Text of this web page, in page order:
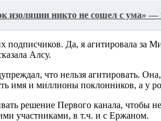
изоляции никто не сошел с ума»
подписчиков. Да, я агитировала
Алсу.
что нельзя агитировать.
имя и миллионы поклонников, а у
решение Первого канала, чтобы
участниками, в т.ч. и с Ержаном.